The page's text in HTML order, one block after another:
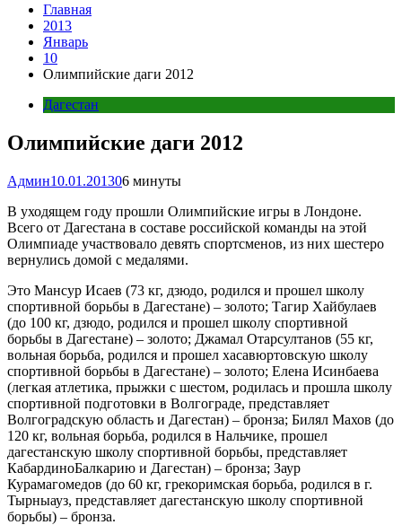
Главная
2013
Январь
10
Олимпийские даги 2012
Дагестан
Олимпийские даги 2012
Админ10.01.201306 минуты
В уходящем году прошли Олимпийские игры в Лондоне.
Всего от Дагестана в составе российской команды на этой
Олимпиаде участвовало девять спортсменов, из них шестеро
вернулись домой с медалями.
Это Мансур Исаев (73 кг, дзюдо, родился и прошел школу
спортивной борьбы в Дагестане) – золото; Тагир Хайбулаев
(до 100 кг, дзюдо, родился и прошел школу спортивной
борьбы в Дагестане) – золото; Джамал Отарсултанов (55 кг,
вольная борьба, родился и прошел хасавюртовскую школу
спортивной борьбы в Дагестане) – золото; Елена Исинбаева
(легкая атлетика, прыжки с шестом, родилась и прошла школу
спортивной подготовки в Волгограде, представляет
Волгоградскую область и Дагестан) – бронза; Билял Махов (до
120 кг, вольная борьба, родился в Нальчике, прошел
дагестанскую школу спортивной борьбы, представляет
КабардиноБалкарию и Дагестан) – бронза; Заур
Курамагомедов (до 60 кг, грекоримская борьба, родился в г.
Тырныауз, представляет дагестанскую школу спортивной
борьбы) – бронза.